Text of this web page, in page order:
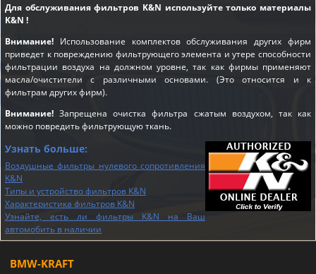
Для обслуживания фильтров K&N используйте только материалы
K&N !
Внимание! Использование комплектов обслуживания других фирм
приведет к повреждению фильтрующего элемента и утере способности
фильтрации воздуха на должном уровне, так как фирмы применяют
масла/очистители с различными основами. (Это относится и к
фильтрам других фирм).
Внимание! Запрещена очистка фильтра сжатым воздухом, так как
можно повредить фильтрующую ткань.
Узнать больше:
Воздушные фильтры нулевого сопротивления
K&N
Типы и устройство фильтров K&N
Характеристика фильтров K&N
Узнайте, есть ли фильтры K&N на Ваш
автомобить в наличии
BMW-KRAFT